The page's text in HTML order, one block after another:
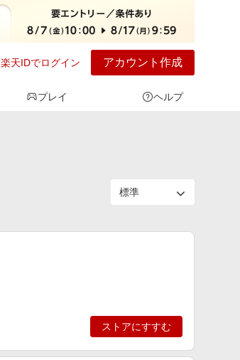
楽天IDでログイン アカウント作成
プレイ ヘルプ
ストアにすすむ